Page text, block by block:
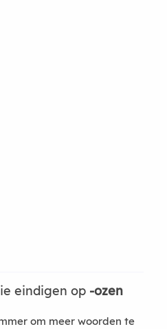
eindigen op -ozen
om meer woorden te